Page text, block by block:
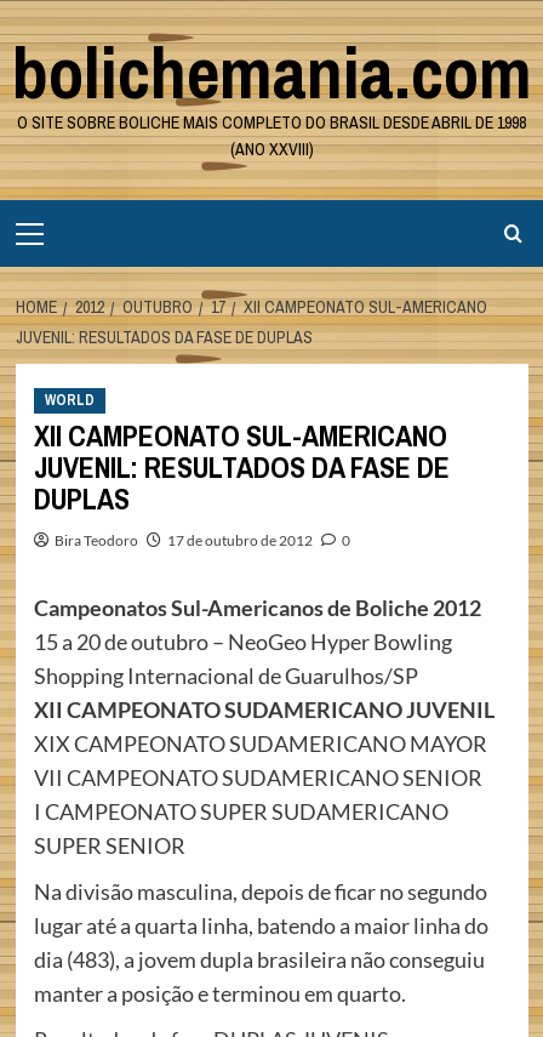
Skip
to
content
bolichemania.com
O SITE SOBRE BOLICHE MAIS COMPLETO DO BRASIL DESDE ABRIL DE 1998
(ANO XXVIII)
Menu
HOME 2012 OUTUBRO 17
XII CAMPEONATO SUL-AMERICANO
JUVENIL: RESULTADOS DA FASE DE DUPLAS
WORLD
XII CAMPEONATO SUL-AMERICANO
JUVENIL: RESULTADOS DA FASE DE
DUPLAS
Bira Teodoro 17 de outubro de 2012 0
Campeonatos Sul-Americanos de Boliche 2012
15 a 20 de outubro – NeoGeo Hyper Bowling
Shopping Internacional de Guarulhos/SP
XII CAMPEONATO SUDAMERICANO JUVENIL
XIX CAMPEONATO SUDAMERICANO MAYOR
VII CAMPEONATO SUDAMERICANO SENIOR
I CAMPEONATO SUPER SUDAMERICANO
SUPER SENIOR
Na divisão masculina, depois de ficar no segundo
lugar até a quarta linha, batendo a maior linha do
dia (483), a jovem dupla brasileira não conseguiu
manter a posição e terminou em quarto.